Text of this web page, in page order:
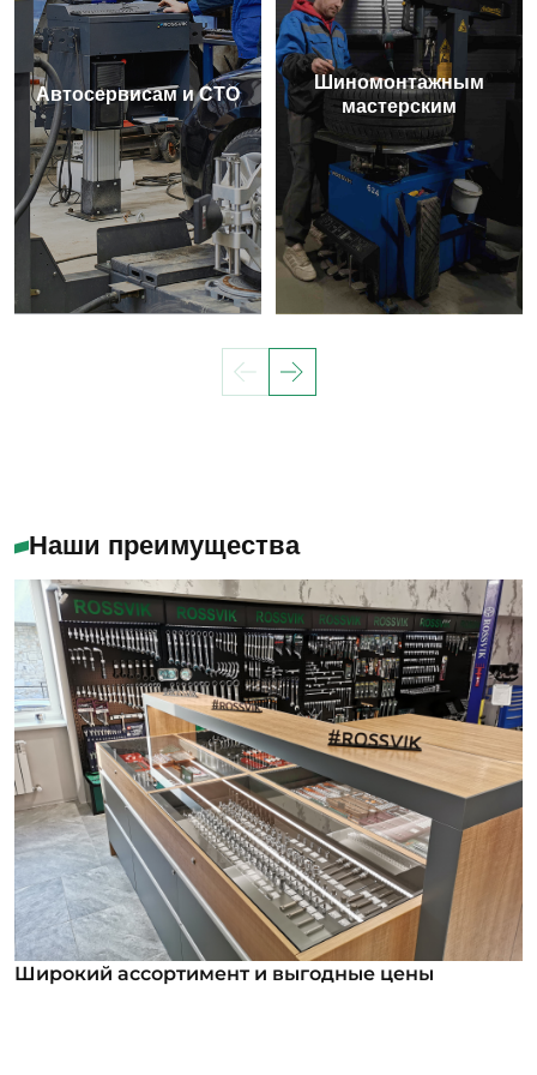
Автосервисам и СТО
Шиномонтажным
мастерским
Наши преимущества
Широкий ассортимент и выгодные цены